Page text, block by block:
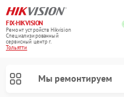
FIX-HIKVISION
Ремонт устройств Hikvision
Специализированный
cервисный центр г.
Тольятти
Мы ремонтируем